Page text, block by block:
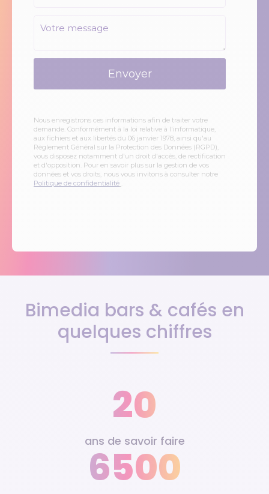
Envoyer
Nous enregistrons ces informations afin de traiter votre
demande. Conformément à la loi relative à l'informatique,
aux fichiers et aux libertés du 06 janvier 1978, ainsi qu'au
Règlement Général sur la Protection des Données (RGPD),
vous disposez notamment d'un droit d'accès, de rectification
et d'opposition. Pour en savoir plus sur la gestion de vos
données et vos droits, nous vous invitons à consulter notre
Politique de confidentialité
Bimedia bars & cafés en
quelques chiffres
20
ans de savoir faire
6500